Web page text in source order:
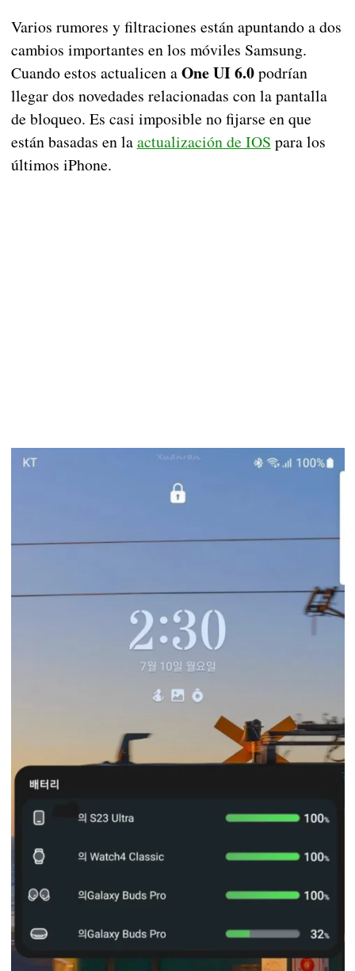
Varios rumores y filtraciones están apuntando a dos
cambios importantes en los móviles Samsung.
Cuando estos actualicen aOne UI 6.0podrían
llegar dos novedades relacionadas con la pantalla
de bloqueo. Es casi imposible no fijarse en que
están basadas en laactualización de IOS para los
últimos iPhone.